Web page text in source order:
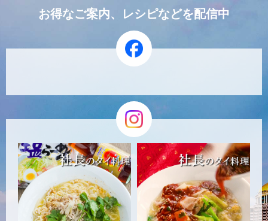
お得なご案内、レシピなどを配信中